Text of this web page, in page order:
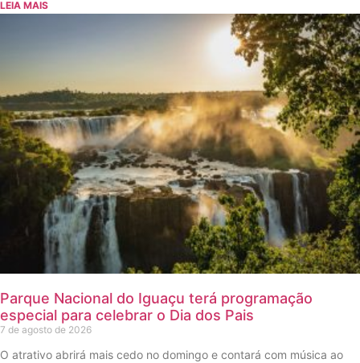
LEIA MAIS
Parque Nacional do Iguaçu terá programação
especial para celebrar o Dia dos Pais
7 de agosto de 2026
O atrativo abrirá mais cedo no domingo e contará com música ao